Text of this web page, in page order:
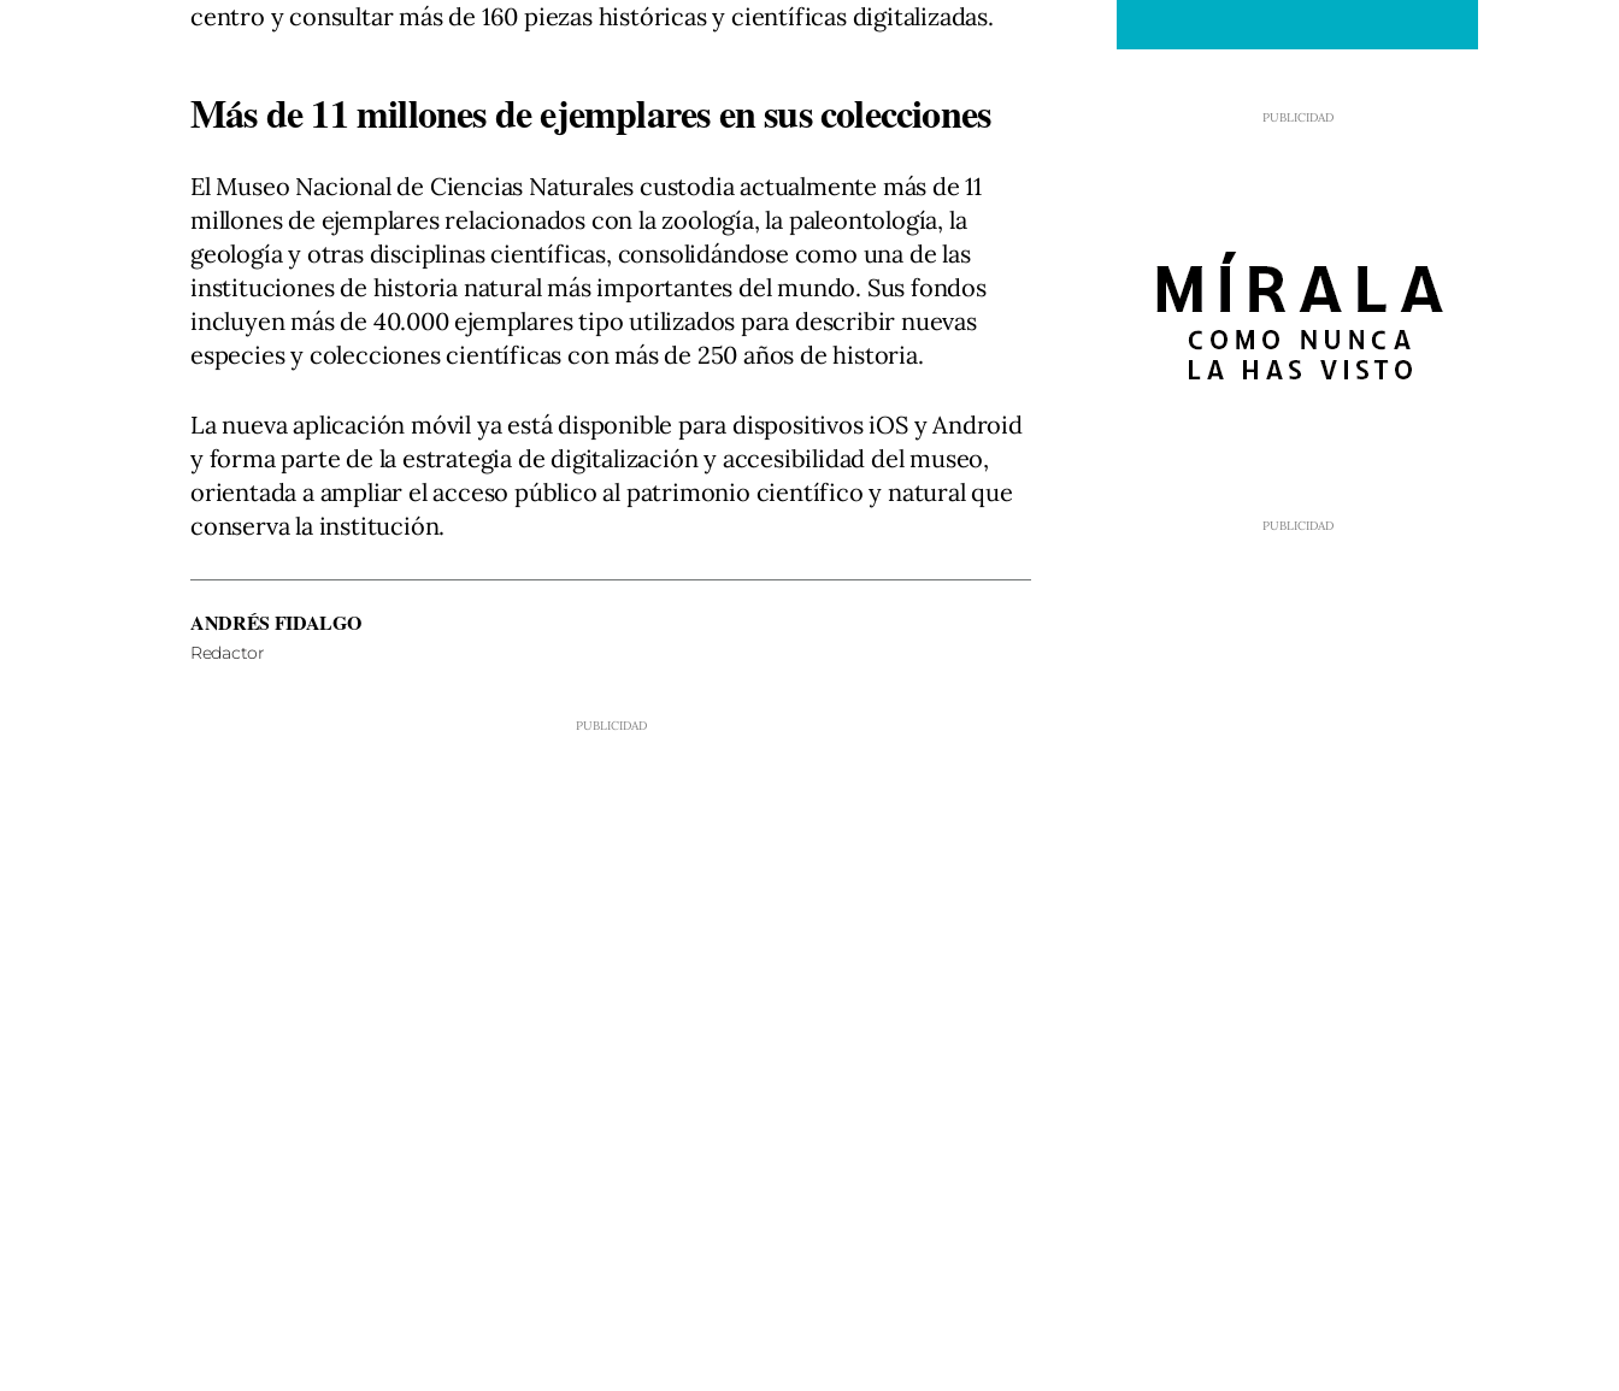
centro y consultar más de 160 piezas históricas y científicas digitalizadas.
Más de 11 millones de ejemplares en sus colecciones
El Museo Nacional de Ciencias Naturales custodia actualmente más de 11
millones de ejemplares relacionados con la zoología, la paleontología, la
geología y otras disciplinas científicas, consolidándose como una de las
instituciones de historia natural más importantes del mundo. Sus fondos
incluyen más de 40.000 ejemplares tipo utilizados para describir nuevas
especies y colecciones científicas con más de 250 años de historia.
La nueva aplicación móvil ya está disponible para dispositivos iOS y Android
y forma parte de la estrategia de digitalización y accesibilidad del museo,
orientada a ampliar el acceso público al patrimonio científico y natural que
conserva la institución.
ANDRÉS FIDALGO
Redactor